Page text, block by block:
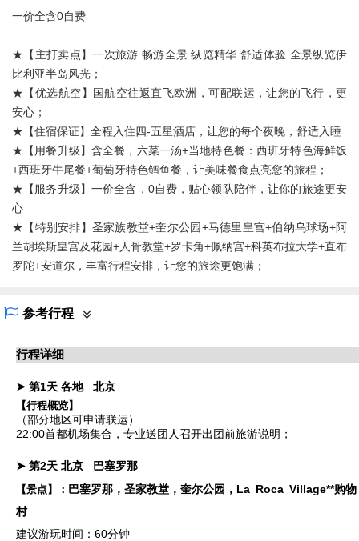
兰胡埃斯皇宫及花园+人骨教堂+罗卡角+佩纳宫+科英布拉大学+直布
一价全含0自费
★【主打卖点】一次旅游 畅游全景 纵览精华 舒适体验 全景纵览伊
比利亚半岛风光；
★【优选航空】国航空往返直飞欧洲，可配联运，让您的飞行，更
安心；
★【住宿保证】全程入住四-五星酒店，让您的每个夜晚，舒适入睡
★【用餐升级】含全餐，六菜一汤+当地特色餐：西班牙特色海鲜饭
+西班牙牛尾餐+葡萄牙特色鳕鱼餐，让美味餐食点亮您的旅程；
★【服务升级】一价全含，0自费，贴心领队陪伴，让你的旅途更安
心
★【特别安排】圣家族教堂+奎尔公园+马德里皇宫+伯纳乌球场+阿
兰胡埃斯皇宫及花园+人骨教堂+罗卡角+佩纳宫+科英布拉大学+直布
罗陀+安道尔，丰富行程安排，让您的旅途更饱满；
参考行程
行程详细
➤ 第1天 各地 北京
【行程概览】
（部分地区可申请联运）
22:00首都机场集合，专业送团人召开出团前旅游说明；
➤ 第2天 北京 巴塞罗那
【景点】： 巴塞罗那，圣家教堂，奎尔公园，La Roca Village**购物
村
建议游玩时间：60分钟